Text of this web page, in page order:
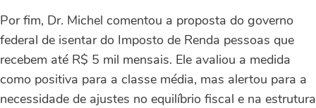
Por fim, Dr. Michel comentou a proposta do governo
federal de isentar do Imposto de Renda pessoas que
recebem até R$ 5 mil mensais. Ele avaliou a medida
como positiva para a classe média, mas alertou para a
necessidade de ajustes no equilíbrio fiscal e na estrutura